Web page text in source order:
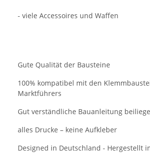
- viele Accessoires und Waffen
Gute Qualität der Bausteine
100% kompatibel mit den
Marktführers
Gut verständliche Bauanleitung
alles Drucke – keine Aufkleber
Designed in Deutschland - Hergestellt